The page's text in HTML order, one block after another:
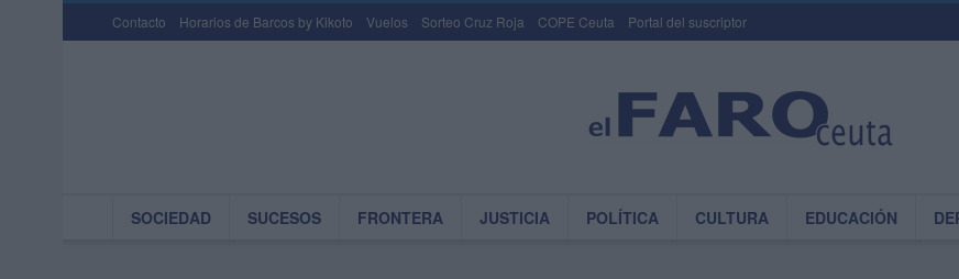
Contacto Horarios de Barcos by Kikoto Vuelos Sorteo Cruz Roja COPE Ceuta Portal del suscriptor
SOCIEDAD SUCESOS FRONTERA JUSTICIA POLÍTICA CULTURA EDUCACIÓN